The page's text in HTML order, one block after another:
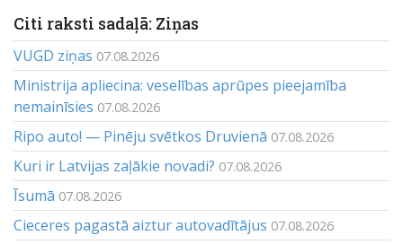
Citi raksti sadaļā: Ziņas
VUGD ziņas 07.08.2026
Ministrija apliecina: veselības aprūpes pieejamība
nemainīsies 07.08.2026
Ripo auto! — Pinēju svētkos Druvienā 07.08.2026
Kuri ir Latvijas zaļākie novadi? 07.08.2026
Īsumā 07.08.2026
Cieceres pagastā aiztur autovadītājus 07.08.2026